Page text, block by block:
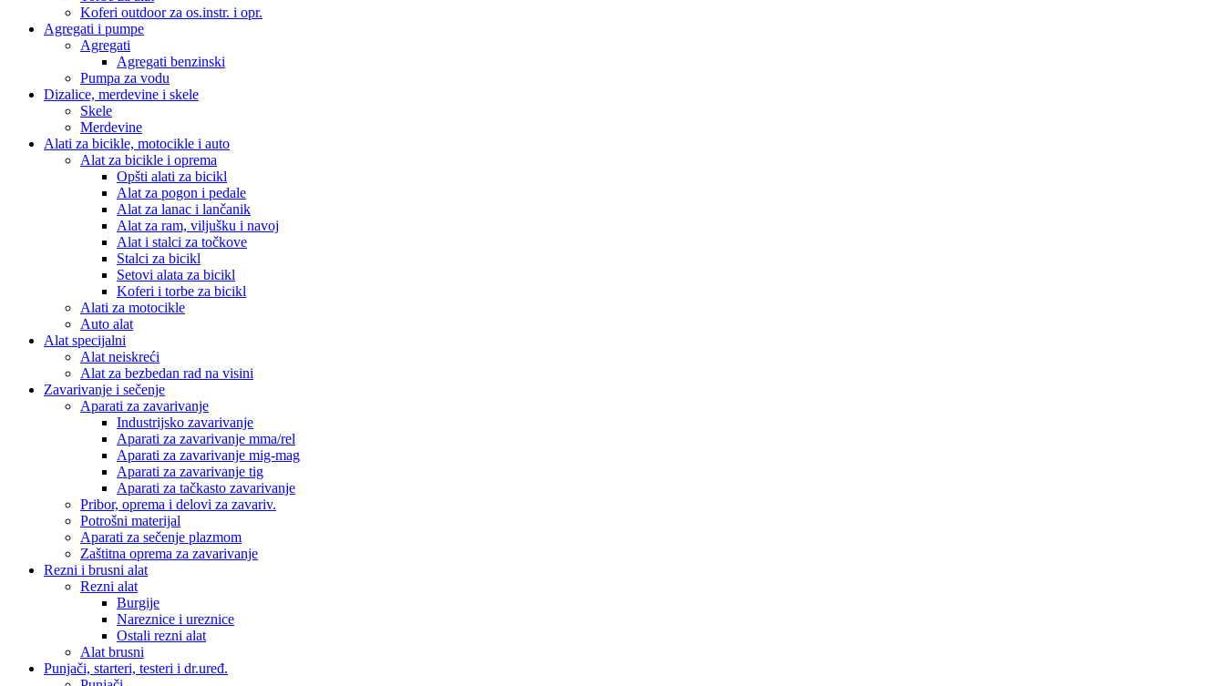
Koferi outdoor za os.instr. i opr.
Agregati i pumpe
Agregati
Agregati benzinski
Pumpa za vodu
Dizalice, merdevine i skele
Skele
Merdevine
Alati za bicikle, motocikle i auto
Alat za bicikle i oprema
Opšti alati za bicikl
Alat za pogon i pedale
Alat za lanac i lančanik
Alat za ram, viljušku i navoj
Alat i stalci za točkove
Stalci za bicikl
Setovi alata za bicikl
Koferi i torbe za bicikl
Alati za motocikle
Auto alat
Alat specijalni
Alat neiskreći
Alat za bezbedan rad na visini
Zavarivanje i sečenje
Aparati za zavarivanje
Industrijsko zavarivanje
Aparati za zavarivanje mma/rel
Aparati za zavarivanje mig-mag
Aparati za zavarivanje tig
Aparati za tačkasto zavarivanje
Pribor, oprema i delovi za zavariv.
Potrošni materijal
Aparati za sečenje plazmom
Zaštitna oprema za zavarivanje
Rezni i brusni alat
Rezni alat
Burgije
Nareznice i ureznice
Ostali rezni alat
Alat brusni
Punjači, starteri, testeri i dr.uređ.